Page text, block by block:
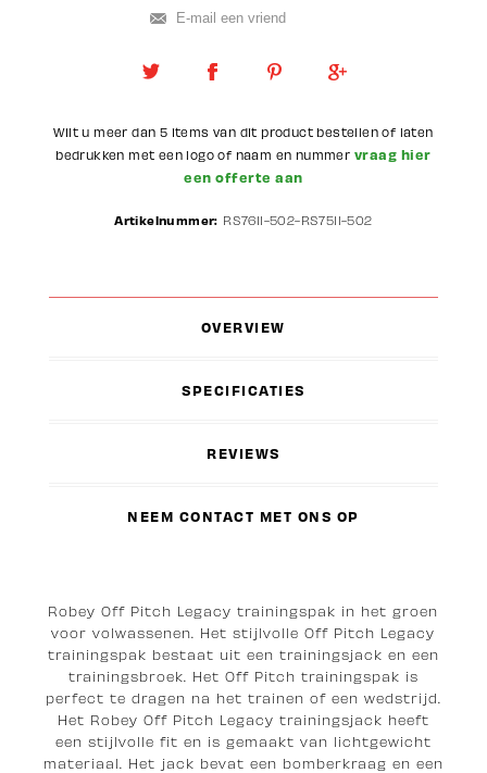
Wilt u meer dan 5 items van dit product bestellen of laten
bedrukken met een logo of naam en nummer vraag hier
een offerte aan
Artikelnummer: RS7611-502-RS7511-502
OVERVIEW
SPECIFICATIES
REVIEWS
NEEM CONTACT MET ONS OP
Robey Off Pitch Legacy trainingspak in het groen
voor volwassenen. Het stijlvolle Off Pitch Legacy
trainingspak bestaat uit een trainingsjack en een
trainingsbroek. Het Off Pitch trainingspak is
perfect te dragen na het trainen of een wedstrijd.
Het Robey Off Pitch Legacy trainingsjack heeft
een stijlvolle fit en is gemaakt van lichtgewicht
materiaal. Het jack bevat een bomberkraag en een